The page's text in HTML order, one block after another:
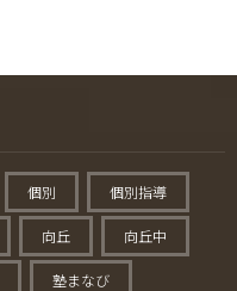
個別 個別指導
向丘 向丘中
塾まなび